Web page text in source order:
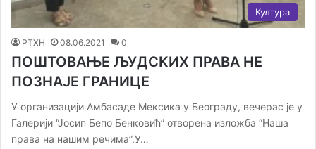
Култура
РТХН 08.06.2021 0
ПОШТОВАЊЕ ЉУДСKИХ ПРАВА НЕ
ПОЗНАЈЕ ГРАНИЦЕ
У организацији Амбасаде Мексика у Београду, вечерас је у
Галерији “Јосип Бепо Бенковић” отворена изложба “Наша
права на нашим речима”.У…